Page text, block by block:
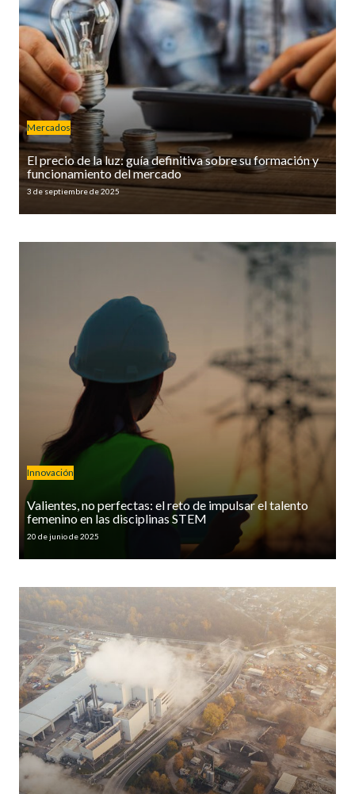
Mercados
El precio de la luz: guía definitiva sobre su formación y
funcionamiento del mercado
3 de septiembre de 2025
Innovación
Valientes, no perfectas: el reto de impulsar el talento
femenino en las disciplinas STEM
20 de junio de 2025